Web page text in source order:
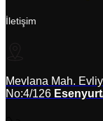
İletişim
Mevlana Mah.
No:4/126